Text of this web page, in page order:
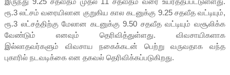
ரூ.3 லட்சம் வரையிலான குறுகிய கால கடனுக்கு 9.25 சதவீத வட்டியும்,
ரூ.3 லட்சத்திற்கு மேலான கடனுக்கு 9.50 சதவீத வட்டியும் வசூலிக்க
வேண்டும் எனவும் தெரிவித்துள்ளது. விவசாயிகளாக
இல்லாதவர்களும் விவசாய நகைக்கடன் பெற்று வருவதாக வந்த
புகாரில் நடவடிக்கை என தகவல் தெரிவிக்கப்படுகிறது.